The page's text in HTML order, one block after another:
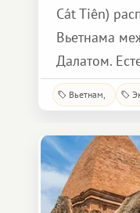
Cát Tiên)
Вьетнама
Далатом.
составляет
из самых
ландшафтом,
Вьетнам